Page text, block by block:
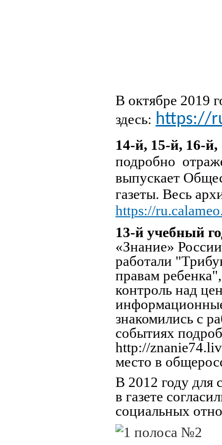
В октябре 2019
здесь: https://
14-й, 15-й, 16-
подробно
выпускает
газеты. Весь
https://
13-й учебный
«Знание»
работали
правам
контроль над
знакомились с
событиях
http://
место в
В 2012 году для
в газете
социальных